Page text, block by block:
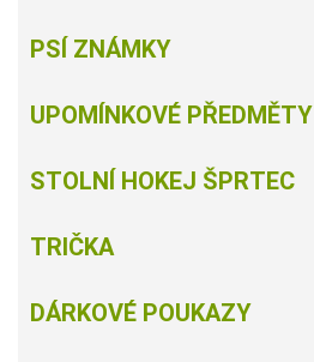
PSÍ ZNÁMKY
UPOMÍNKOVÉ PŘEDMĚTY
STOLNÍ HOKEJ ŠPRTEC
TRIČKA
DÁRKOVÉ POUKAZY